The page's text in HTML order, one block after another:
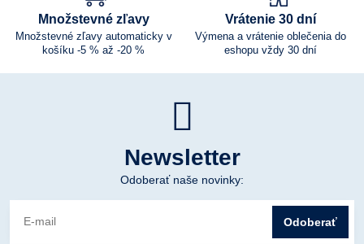
Množstevné zľavy
Množstevné zľavy automaticky v
košíku -5 % až -20 %
Vrátenie 30 dní
Výmena a vrátenie oblečenia do
eshopu vždy 30 dní
Newsletter
Odoberať naše novinky:
Odoberať